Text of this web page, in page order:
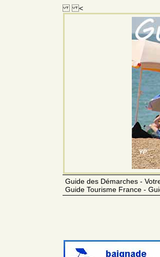
<
Guide des Démarches -
Guide Tourisme France -